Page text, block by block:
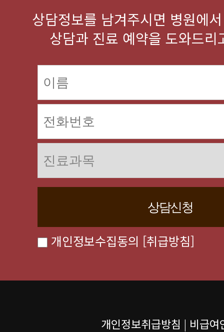
상담정보를 남겨주시면 병원에
상담과 진료 예약을 도와드리
개인정보수집동의 [취급방침]
개인정보취급방침 | 비급여